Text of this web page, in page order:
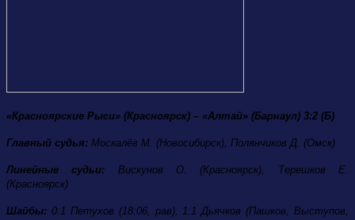
«Красноярские Рыси» (Красноярск) – «Алтай» (Барнаул) 3:2 (Б)
Главный судья: Москалёв М. (Новосибирск), Полянчиков Д. (Омск)
Линейные судьи: Вискунов О. (Красноярск), Терешков Е.
(Красноярск)
Шайбы: 0:1 Петухов (18:06, рав), 1:1 Дьячков (Пашков, Выступов,